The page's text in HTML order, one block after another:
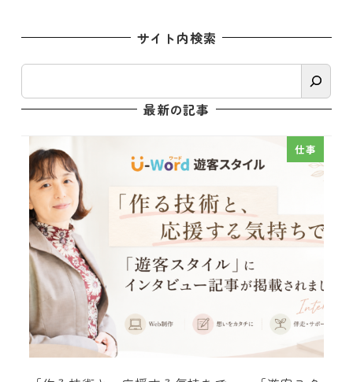
サイト内検索
検
索
最新の記事
仕事